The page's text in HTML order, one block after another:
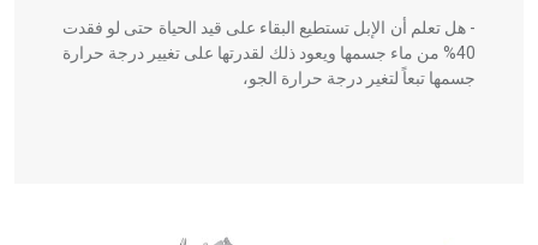
- هل تعلم أن الإبل تستطيع البقاء على قيد الحياة حتى لو فقدت
40% من ماء جسمها ويعود ذلك لقدرتها على تغيير درجة حرارة
جسمها تبعاً لتغير درجة حرارة الجو،
الحكم، الأدلة، تنظيم التغذية، ورسالته في جروح الرأس. ويعود